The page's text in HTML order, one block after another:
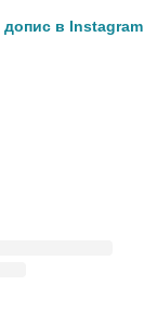
допис в Instagram